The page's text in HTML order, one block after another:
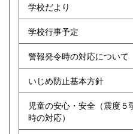
学校だより
学校行事予定
警報発令時の対応について
いじめ防止基本方針
児童の安心・安全（震度５
時の対応）